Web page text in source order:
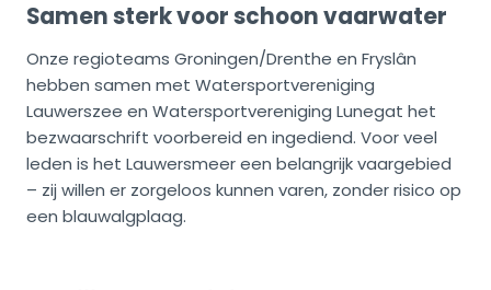
Samen sterk voor schoon vaarwater
Onze regioteams Groningen/Drenthe en Fryslân
hebben samen met Watersportvereniging
Lauwerszee en Watersportvereniging Lunegat het
bezwaarschrift voorbereid en ingediend. Voor veel
leden is het Lauwersmeer een belangrijk vaargebied
– zij willen er zorgeloos kunnen varen, zonder risico op
een blauwalgplaag.